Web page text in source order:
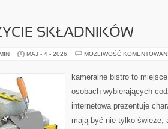
SKŁADNIKÓW
MAJ - 4 - 2026 MOŻLIWOŚĆ
kameralne bistro to
osobach wybierających
internetowa prezentuje
mają być nie tylko świeże,